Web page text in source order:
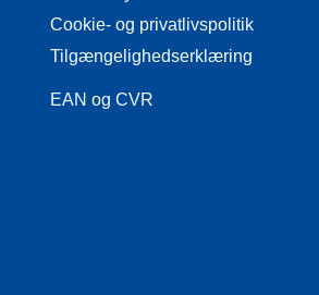
Cookie- og privatlivspolitik
Tilgængelighedserklæring
EAN og CVR